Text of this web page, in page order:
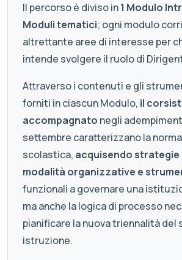
Il percorso è diviso in1 Modulo
Moduli tematici; ogni modulo
altrettante aree di interesse per
intende svolgere il ruolo di
Attraverso i contenuti e gli
forniti in ciascun Modulo, il
accompagnato negli
settembre caratterizzano la
scolastica, acquisendo strategie
modalità organizzative e
funzionali a governare una
ma anche la logica di processo
pianificare la nuova triennalità del
istruzione.